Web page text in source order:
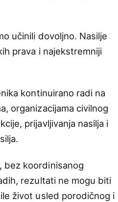
učinili dovoljno. Nasilje
prava i najekstremniji
kontinuirano radi na
organizacijama civilnog
prijavljivanja nasilja i
bez koordinisanog
rezultati ne mogu biti
život usled porodičnog i